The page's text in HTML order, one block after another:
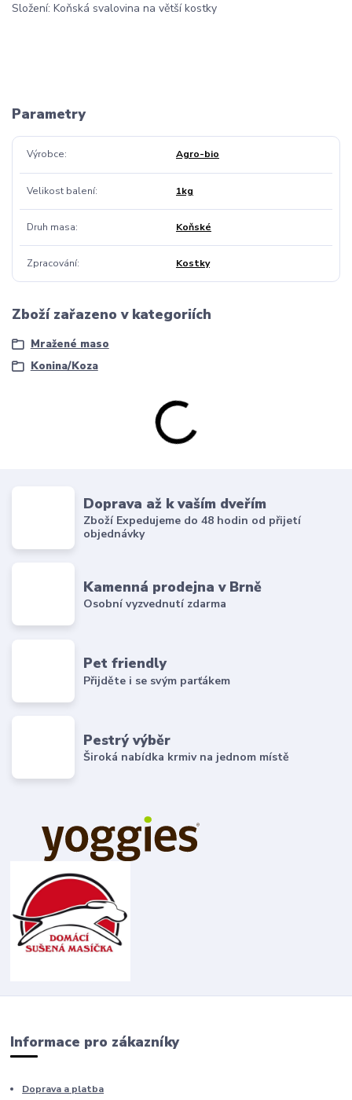
Složení: Koňská svalovina na větší kostky
Parametry
Výrobce Agro-bio
Velikost balení 1kg
Druh masa Koňské
Zpracování Kostky
Zboží zařazeno v kategoriích
Mražené maso
Konina/Koza
Doprava až k vaším dveřím
Zboží Expedujeme do 48 hodin od přijetí
objednávky
Kamenná prodejna v Brně
Osobní vyzvednutí zdarma
Pet friendly
Přijděte i se svým parťákem
Pestrý výběr
Široká nabídka krmiv na jednom místě
Informace pro zákazníky
Doprava a platba